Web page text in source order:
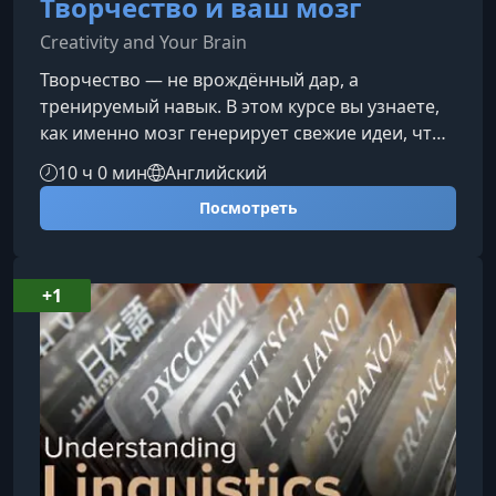
Creativity and Your Brain
Творчество — не врождённый дар, а
тренируемый навык. В этом курсе вы узнаете,
как именно мозг генерирует свежие идеи, что
отличает по‑настоящему креативных людей и
какие научно обоснованные методы помогут
вам мыслить шире, смелее и эффективнее.Что
вы узнаете о работе мозга в творческом
творческое мышление — это слаженная
работа нескольких нейронных систем. Вы
разберётесь, как мозг переключается между
режим
10 ч 0 мин Английский
Посмотреть
+1